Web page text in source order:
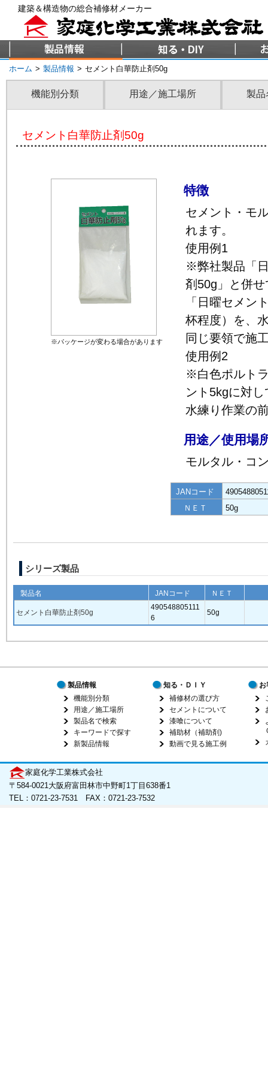
建築＆構造物の総合補修材メーカー
ホーム > 製品情報 > セメント白華防止剤50g
機能別分類 用途／施工場所 製品
セメント白華防止剤50g
※パッケージが変わる場合があります
特徴
セメント・モ
れます。
使用例1
※弊社製品「
剤50g」と併
「日曜セメン
杯程度）を、
同じ要領で施
使用例2
※白色ポルト
ント5kgに対
水練り作業の
用途／使用場
モルタル・コ
JANコード
ＮＥＴ
50g
シリーズ製品
製品名 JANコード ＮＥＴ
セメント白華防止剤50g
490548805111
6
50g
製品情報
機能別分類
用途／施工場所
製品名で検索
キーワードで探す
新製品情報
知る・ＤＩＹ
補修材の選び方
セメントについて
漆喰について
補助材（補助剤)
動画で見る施工例
お
家庭化学工業株式会社
〒584-0021大阪府富田林市中野町1丁目638番1
TEL：0721-23-7531 FAX：0721-23-7532